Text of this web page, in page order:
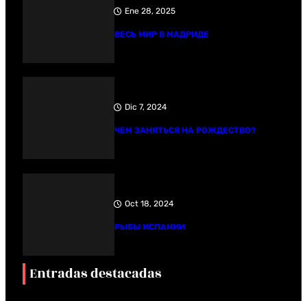
Ene 28, 2025
ВЕСЬ МИР В МАДРИДЕ
Dic 7, 2024
ЧЕМ ЗАНЯТЬСЯ НА РОЖДЕСТВО?
Oct 18, 2024
РЫБЫ ИСПАНИИ
Entradas destacadas